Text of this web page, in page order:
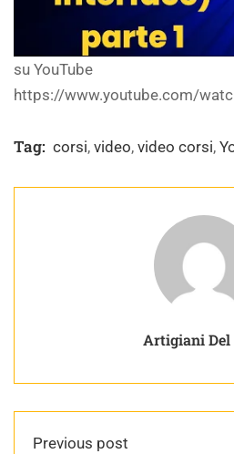
su YouTube
https://www.youtube.com/
Tag: corsi, video, video corsi,
Artigiani Del
Previous post